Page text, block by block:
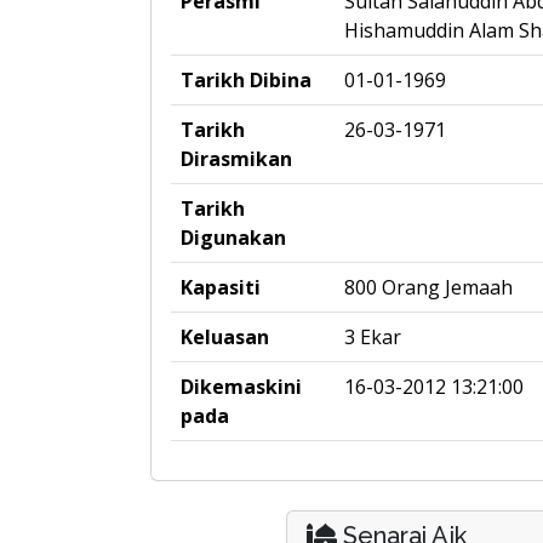
Hishamuddin Alam
Tarikh Dibina
01-01-1969
Tarikh
Dirasmikan
26-03-1971
Tarikh
Digunakan
Kapasiti
800 Orang Jemaah
Keluasan
3 Ekar
Dikemaskini
pada
16-03-2012 13:21:00
Senarai Ajk